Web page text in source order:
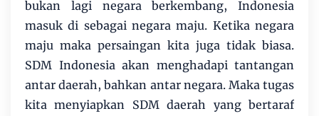
bukan lagi negara berkembang, Indonesia
masuk di sebagai negara maju. Ketika negara
maju maka persaingan kita juga tidak biasa.
SDM Indonesia akan menghadapi tantangan
antar daerah, bahkan antar negara. Maka tugas
kita menyiapkan SDM daerah yang bertaraf